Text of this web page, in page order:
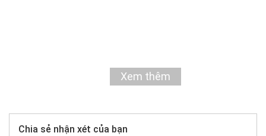
Xem thêm
Chia sẻ nhận xét của bạn